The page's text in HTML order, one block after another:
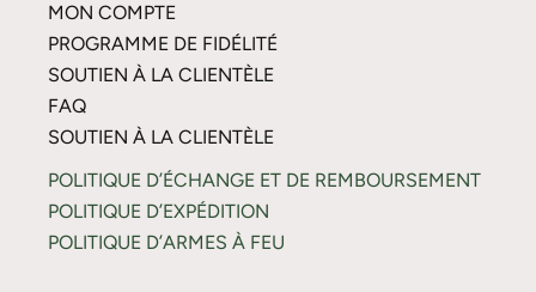
MON COMPTE
PROGRAMME DE FIDÉLITÉ
SOUTIEN À LA CLIENTÈLE
FAQ
SOUTIEN À LA CLIENTÈLE
POLITIQUE D’ÉCHANGE ET DE REMBOURSEMENT
POLITIQUE D’EXPÉDITION
POLITIQUE D’ARMES À FEU